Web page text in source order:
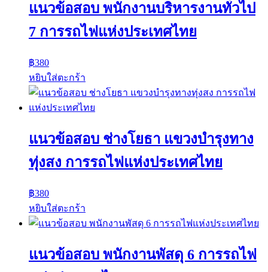
แนวข้อสอบ พนักงานบริหารงานทั่วไป
7 การรถไฟแห่งประเทศไทย
฿380
หยิบใส่ตะกร้า
แนวข้อสอบ ช่างโยธา แขวงบำรุงทาง
ทุ่งสง การรถไฟแห่งประเทศไทย
฿380
หยิบใส่ตะกร้า
แนวข้อสอบ พนักงานพัสดุ 6 การรถไฟ